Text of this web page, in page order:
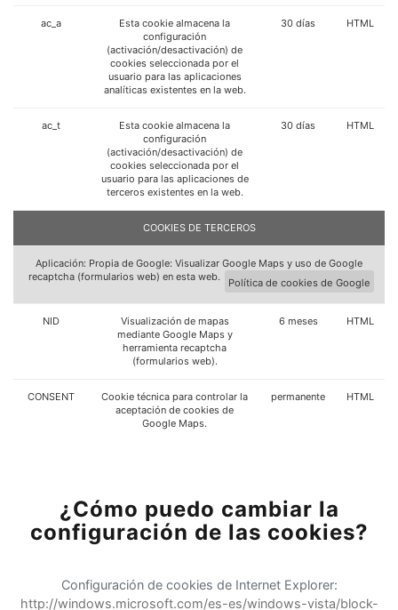
ac_a
Esta cookie almacena la
configuración
(activación/desactivación) de
cookies seleccionada por el
usuario para las aplicaciones
analíticas existentes en la web.
30 días HTML
ac_t
Esta cookie almacena la
configuración
(activación/desactivación) de
cookies seleccionada por el
usuario para las aplicaciones de
terceros existentes en la web.
30 días HTML
COOKIES DE TERCEROS
Aplicación: Propia de Google: Visualizar Google Maps y uso de Google
recaptcha (formularios web) en esta web.
Política de cookies de Google
NID
Visualización de mapas
mediante Google Maps y
herramienta recaptcha
(formularios web).
6 meses HTML
CONSENT
Cookie técnica para controlar la
aceptación de cookies de
Google Maps.
permanente HTML
¿Cómo puedo cambiar la
configuración de las cookies?
Configuración de cookies de Internet Explorer:
http://windows.microsoft.com/es-es/windows-vista/block-